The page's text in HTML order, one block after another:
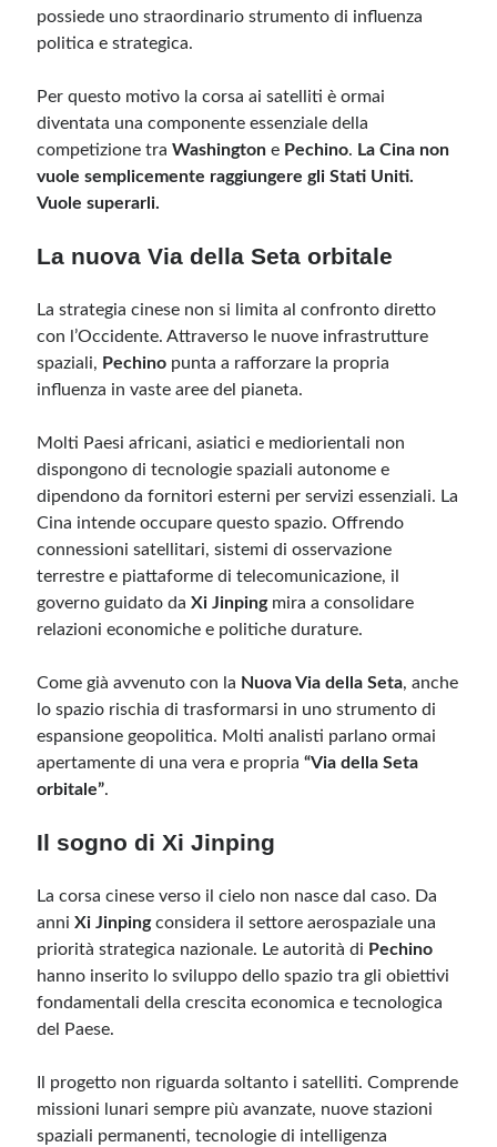
possiede uno straordinario strumento di influenza
politica e strategica.
Per questo motivo la corsa ai satelliti è ormai
diventata una componente essenziale della
competizione traWashington e Pechino. La Cina non
vuole semplicemente raggiungere gli Stati Uniti.
Vuole superarli.
La nuova Via della Seta orbitale
La strategia cinese non si limita al confronto diretto
con l’Occidente. Attraverso le nuove infrastrutture
spaziali, Pechino punta a rafforzare la propria
influenza in vaste aree del pianeta.
Molti Paesi africani, asiatici e mediorientali non
dispongono di tecnologie spaziali autonome e
dipendono da fornitori esterni per servizi essenziali. La
Cina intende occupare questo spazio. Offrendo
connessioni satellitari, sistemi di osservazione
terrestre e piattaforme di telecomunicazione, il
governo guidato daXi Jinpingmira a consolidare
relazioni economiche e politiche durature.
Come già avvenuto con la Nuova Via della Seta, anche
lo spazio rischia di trasformarsi in uno strumento di
espansione geopolitica. Molti analisti parlano ormai
apertamente di una vera e propria“Via della Seta
orbitale”.
Il sogno di Xi Jinping
La corsa cinese verso il cielo non nasce dal caso. Da
anniXi Jinpingconsidera il settore aerospaziale una
priorità strategica nazionale. Le autorità di Pechino
hanno inserito lo sviluppo dello spazio tra gli obiettivi
fondamentali della crescita economica e tecnologica
del Paese.
Il progetto non riguarda soltanto i satelliti. Comprende
missioni lunari sempre più avanzate, nuove stazioni
spaziali permanenti, tecnologie di intelligenza